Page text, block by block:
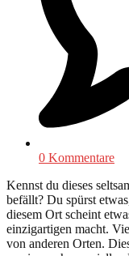
0 Kommentare
Kennst du dieses
befällt? Du spürst
diesem Ort scheint
einzigartigen macht.
von anderen Orten.